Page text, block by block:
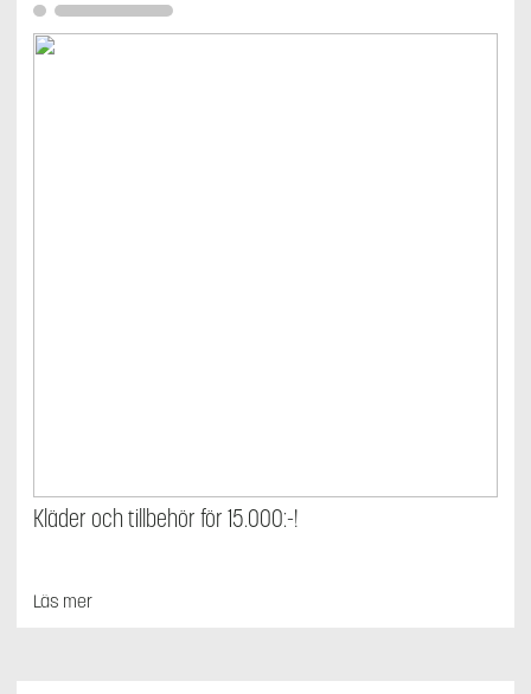
Kläder och tillbehör för 15.000:-!
Läs mer